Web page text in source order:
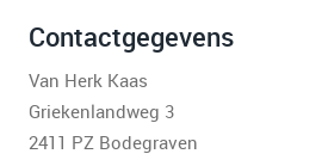
Contactgegevens
Van Herk Kaas
Griekenlandweg 3
2411 PZ Bodegraven